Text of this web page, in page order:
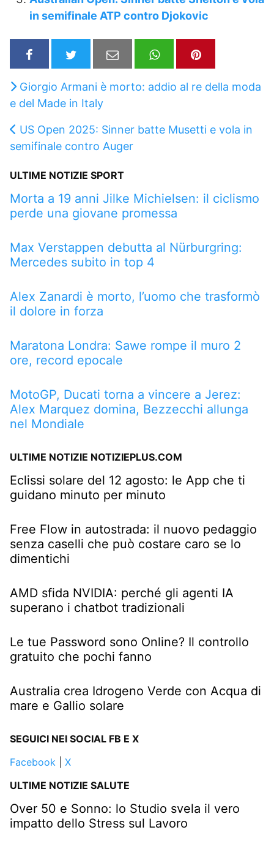
in semifinale ATP contro Djokovic
Giorgio Armani è morto: addio al re della moda
e del Made in Italy
US Open 2025: Sinner batte Musetti e vola in
semifinale contro Auger
ULTIME NOTIZIE SPORT
Morta a 19 anni Jilke Michielsen: il ciclismo
perde una giovane promessa
Max Verstappen debutta al Nürburgring:
Mercedes subito in top 4
Alex Zanardi è morto, l’uomo che trasformò
il dolore in forza
Maratona Londra: Sawe rompe il muro 2
ore, record epocale
MotoGP, Ducati torna a vincere a Jerez:
Alex Marquez domina, Bezzecchi allunga
nel Mondiale
ULTIME NOTIZIE NOTIZIEPLUS.COM
Eclissi solare del 12 agosto: le App che ti
guidano minuto per minuto
Free Flow in autostrada: il nuovo pedaggio
senza caselli che può costare caro se lo
dimentichi
AMD sfida NVIDIA: perché gli agenti IA
superano i chatbot tradizionali
Le tue Password sono Online? Il controllo
gratuito che pochi fanno
Australia crea Idrogeno Verde con Acqua di
mare e Gallio solare
SEGUICI NEI SOCIAL FB E X
Facebook
X
ULTIME NOTIZIE SALUTE
Over 50 e Sonno: lo Studio svela il vero
impatto dello Stress sul Lavoro